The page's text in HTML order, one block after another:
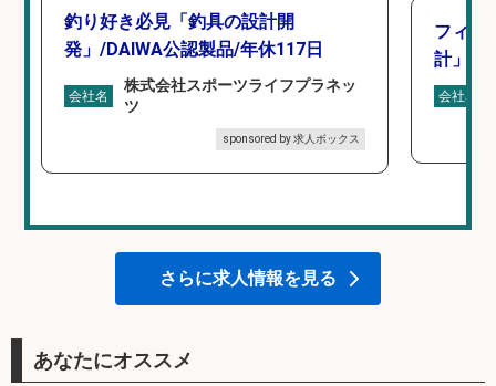
釣り好き必見「釣具の設計開
発」/DAIWA公認製品/年休117日
会社名
株式会社スポーツライフプラネッ
ツ
sponsored by 求人ボックス
フィッ
計」
会社名
さらに求人情報を見る
あなたにオススメ